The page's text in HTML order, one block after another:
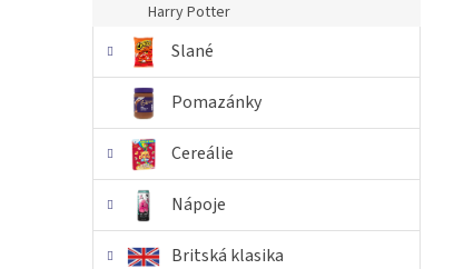
Harry Potter
Slané
Pomazánky
Cereálie
Nápoje
Britská klasika